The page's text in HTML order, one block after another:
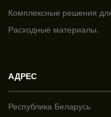
Комплексные решения
Расходные материалы.
АДРЕС
Республика Беларусь